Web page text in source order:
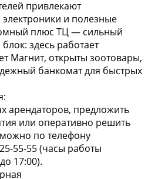
привлекают
и полезные
плюс ТЦ — сильный
здесь работает
Магнит, открыты зоотовары,
банкомат для быстрых
арендаторов, предложить
или оперативно решить
по телефону
55-55 (часы работы
17:00).